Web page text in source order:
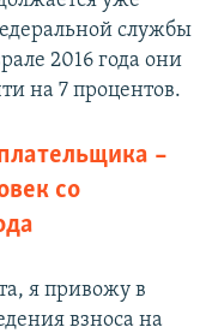
службы
2016 года они
на 7 процентов.
–
со
я привожу в
взноса на